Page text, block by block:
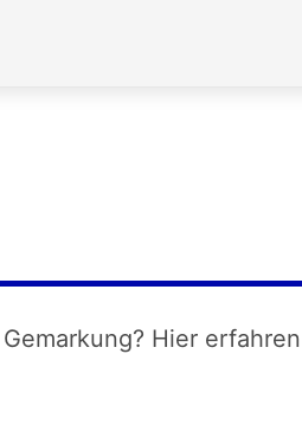
Hier